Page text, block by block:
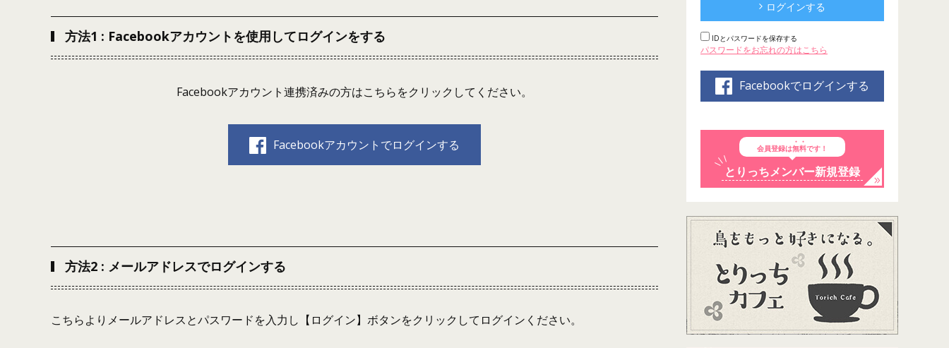
方法1 : Facebookアカウントを使用してログインをする
Facebookアカウント連携済みの方はこちらをクリックしてください。
Facebookアカウントでログインする
方法2 : メールアドレスでログインする
こちらよりメールアドレスとパスワードを入力し【ログイン】ボタンをクリックしてログインください。
ログインする
IDとパスワードを保存する
パスワードをお忘れの方はこちら
Facebookでログインする
会員登録は無料です！
とりっちメンバー新規登録